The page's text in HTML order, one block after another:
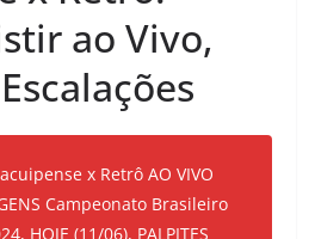
ao Vivo,
x Retrô AO VIVO
Campeonato Brasileiro
HOJE (11/06), PALPITES